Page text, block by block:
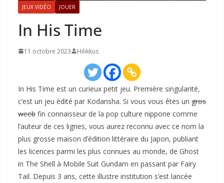
JEUX VIDÉO JOUER
In His Time
11 octobre 2023 Hilikkus
In His Time est un curieux petit jeu. Première singularité,
c’est un jeu édité par Kodansha. Si vous vous êtes un gros
weeb fin connaisseur de la pop culture nippone comme
l’auteur de ces lignes, vous aurez reconnu avec ce nom la
plus grosse maison d’édition littéraire du Japon, publiant
les licences parmi les plus connues au monde, de Ghost
in The Shell à Mobile Suit Gundam en passant par Fairy
Tail. Depuis 3 ans, cette illustre institution s’est lancée